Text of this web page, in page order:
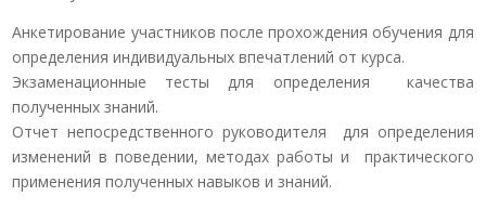
Анкетирование участников после прохождения обучения для
определения индивидуальных впечатлений от курса.
Экзаменационные тесты для определения качества
полученных знаний.
Отчет непосредственного руководителя для определения
изменений в поведении, методах работы и практического
применения полученных навыков и знаний.